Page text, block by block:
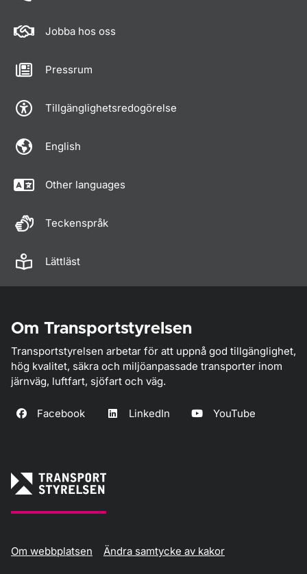
Jobba hos oss
Pressrum
Tillgänglighetsredogörelse
English
Other languages
Teckenspråk
Lättläst
Om Transportstyrelsen
Transportstyrelsen arbetar för att uppnå god tillgänglighet,
hög kvalitet, säkra och miljöanpassade transporter inom
järnväg, luftfart, sjöfart och väg.
Facebook LinkedIn YouTube
Om webbplatsen Ändra samtycke av kakor